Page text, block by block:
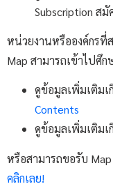
Subscription ส
หน่วยงานหรือองค์กรที่
Map สามารถเข้าไปศึ
ดูข้อมูลเพิ่มเติมเ
Contents
ดูข้อมูลเพิ่มเติมเ
หรือสามารถขอรับ
คลิกเลย!